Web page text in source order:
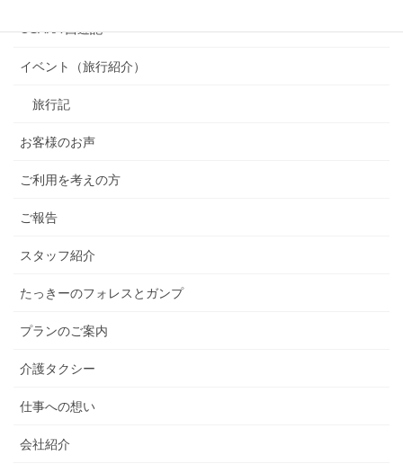
OSAKA 西遊記
イベント（旅行紹介）
旅行記
お客様のお声
ご利用を考えの方
ご報告
スタッフ紹介
たっきーのフォレスとガンプ
プランのご案内
介護タクシー
仕事への想い
会社紹介